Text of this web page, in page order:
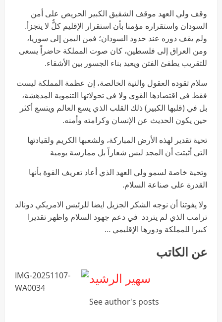
وقف ولي العهد موقف الشقيق الكبير الحريص على أمن
السودان واستقراره مؤمنا بأن استقرار الإقليم كلٌّ لا يتجزأ.
ولم يقف دوره عند حدود السودان؛ فمن اليمن إلى سوريا،
ومن العراق إلى فلسطين، كان صوت المملكة حاضراً يسعى
للتقريب يطفئ الفتن ويعيد بناء الجسور بين الأشقاء.
سلام تقوده العقول والنية الخالصة، إن عظمة المملكة ليست
فقط في اقتصادها القوي ولا في تحولاتها التنموية المدهشة،
بل في (قلبها الكبير) ذلك القلب الذي يسع العالم ويتسع أكثر
حين يكون الحديث عن الإنسان وكرامته وأمنه.
تحية تقدير لهذه الأرض المباركة، ولشعبها الكريم ولقيادتها
التي أثبتت أن المجد ليس شعاراً بل ممارسة يومية
وتحية خاصة لسمو ولي العهد الذي أعاد تعريف القوة بأنها
القدرة على صناعة السلام.
ولا يفوتنا أن نوجه الشكر الجزيل ايضا للرئيس الامريكي دونالد
ترامب الذي لم يتردد في دعم جهود السلام واظهر تقديرا
كبيرا للمملكة ودورها الإقليمي …
عن الكاتب
سهير الرشيد
See author's posts